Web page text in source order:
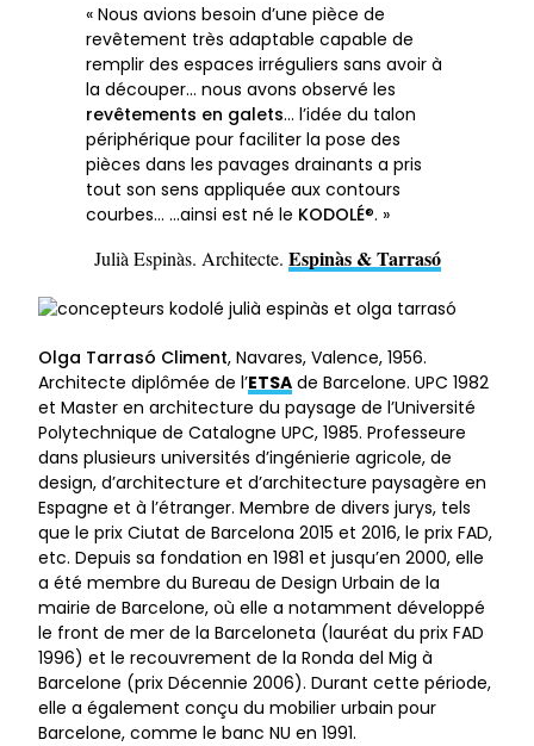
« Nous avions besoin d’une pièce de
revêtement très adaptable capable de
remplir des espaces irréguliers sans avoir à
la découper… nous avons observé les
revêtements en galets… l’idée du talon
périphérique pour faciliter la pose des
pièces dans les pavages drainants a pris
tout son sens appliquée aux contours
courbes… …ainsi est né le KODOLÉ®. »
Julià Espinàs. Architecte. Espinàs & Tarrasó
Olga Tarrasó Climent, Navares, Valence, 1956.
Architecte diplômée de l’ETSA de Barcelone. UPC 1982
et Master en architecture du paysage de l’Université
Polytechnique de Catalogne UPC, 1985. Professeure
dans plusieurs universités d’ingénierie agricole, de
design, d’architecture et d’architecture paysagère en
Espagne et à l’étranger. Membre de divers jurys, tels
que le prix Ciutat de Barcelona 2015 et 2016, le prix FAD,
etc. Depuis sa fondation en 1981 et jusqu’en 2000, elle
a été membre du Bureau de Design Urbain de la
mairie de Barcelone, où elle a notamment développé
le front de mer de la Barceloneta (lauréat du prix FAD
1996) et le recouvrement de la Ronda del Mig à
Barcelone (prix Décennie 2006). Durant cette période,
elle a également conçu du mobilier urbain pour
Barcelone, comme le banc NU en 1991.